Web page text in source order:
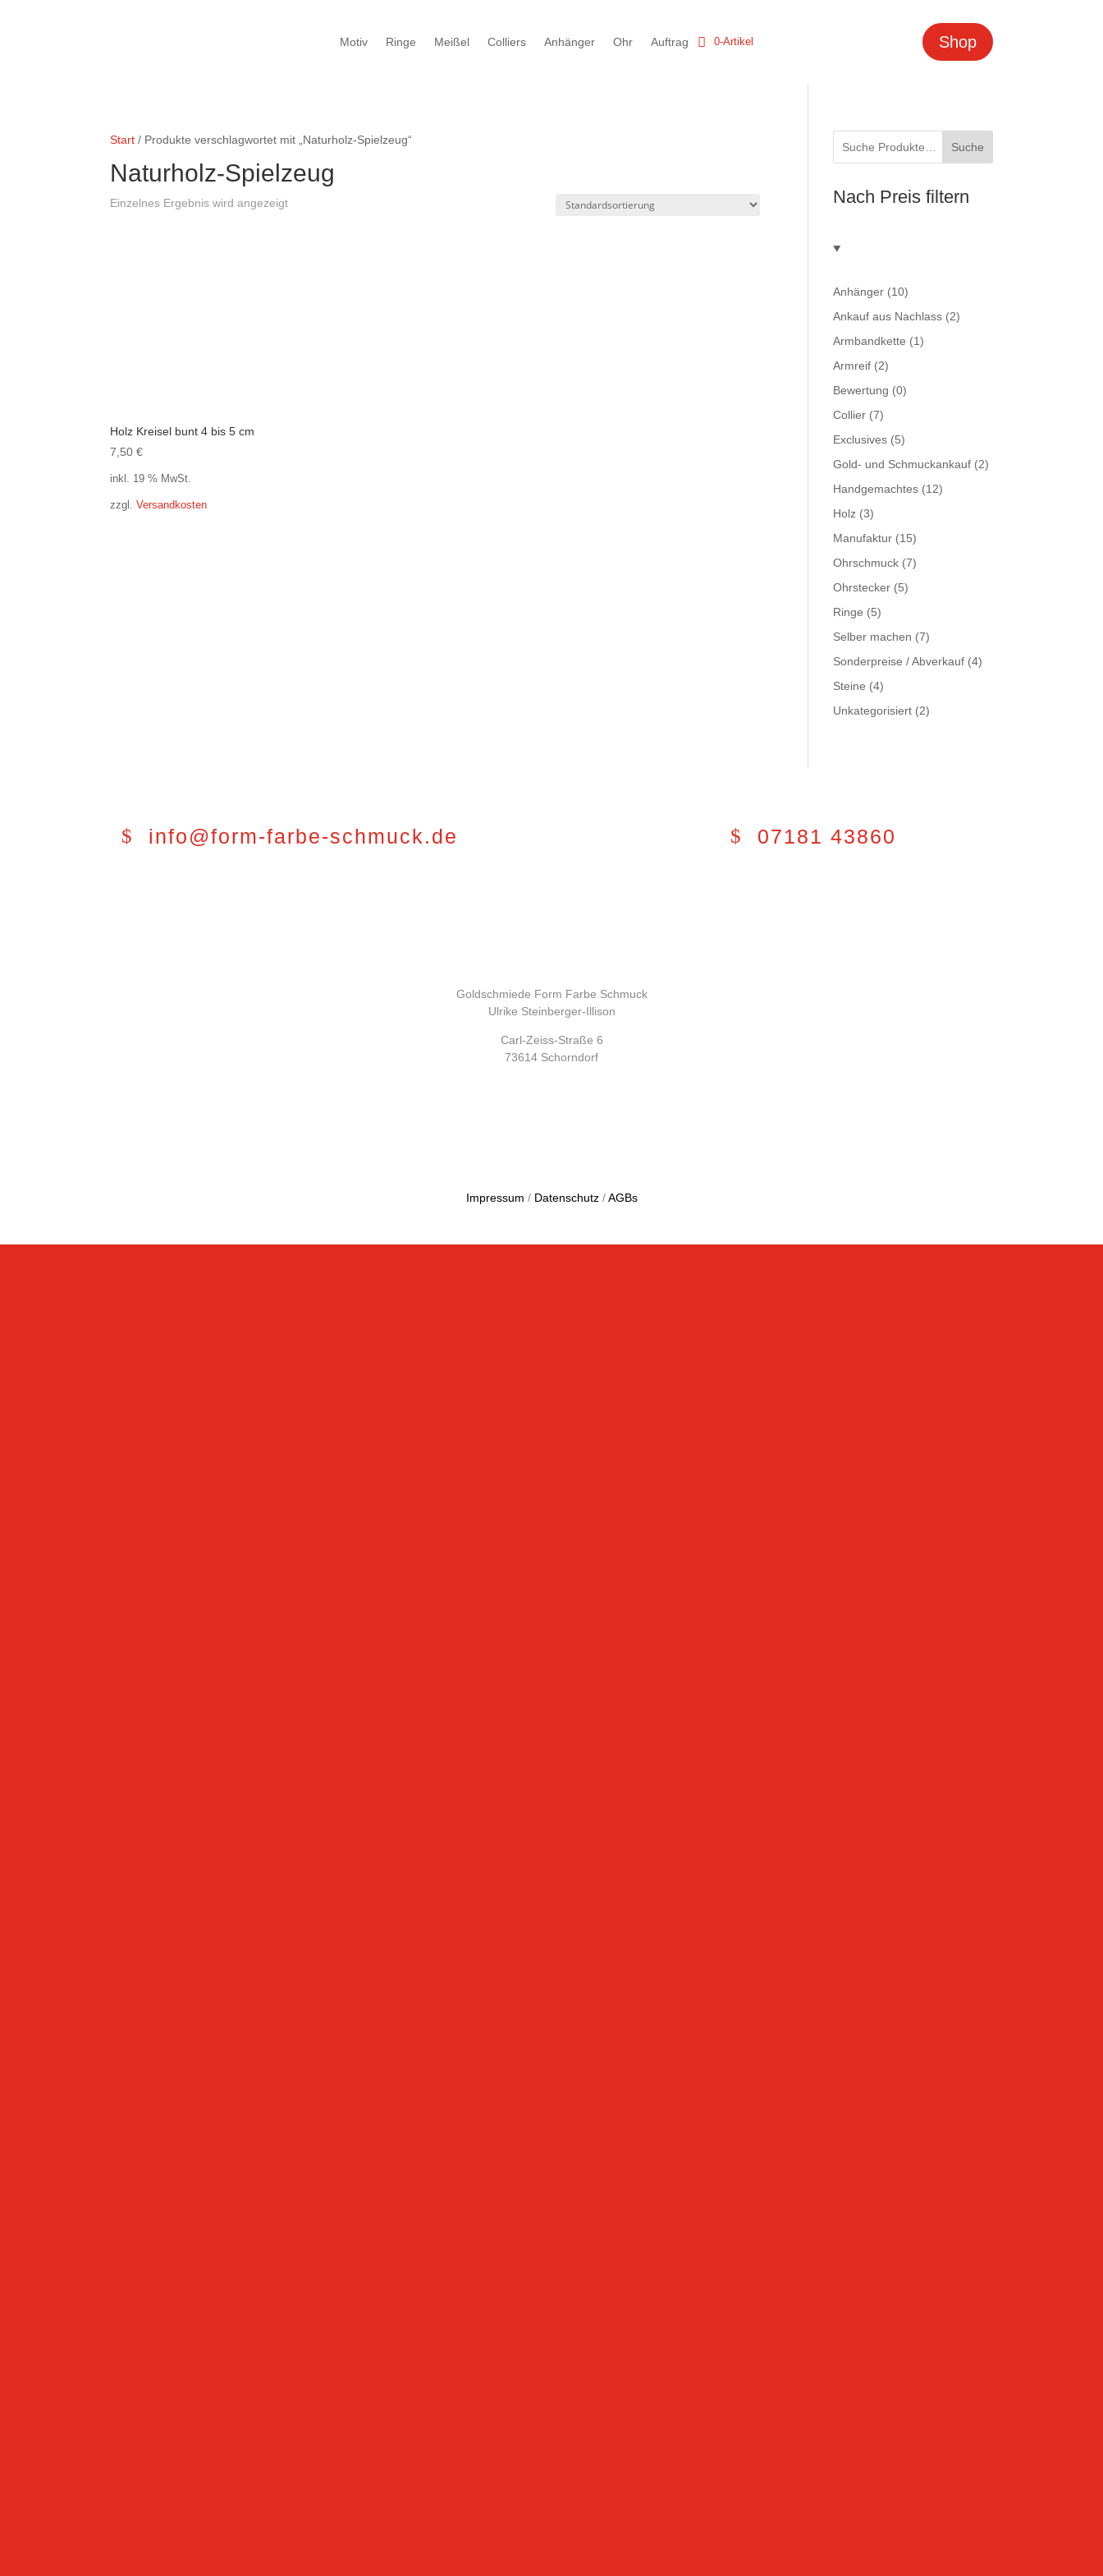
Motiv Ringe Meißel Colliers Anhänger Ohr Auftrag 0-Artikel Shop
Start / Produkte verschlagwortet mit „Naturholz-Spielzeug“
Naturholz-Spielzeug
Einzelnes Ergebnis wird angezeigt
Holz Kreisel bunt 4 bis 5 cm
7,50€
inkl. 19 % MwSt.
zzgl.Versandkosten
Suche
Nach Preis filtern
Anhänger (10)
Ankauf aus Nachlass (2)
Armbandkette (1)
Armreif (2)
Bewertung (0)
Collier (7)
Exclusives (5)
Gold- und Schmuckankauf (2)
Handgemachtes (12)
Holz (3)
Manufaktur (15)
Ohrschmuck (7)
Ohrstecker (5)
Ringe (5)
Selber machen (7)
Sonderpreise / Abverkauf (4)
Steine (4)
Unkategorisiert (2)
info@form-farbe-schmuck.de 07181 43860
Goldschmiede Form Farbe Schmuck
Ulrike Steinberger-Illison
Carl-Zeiss-Straße 6
73614 Schorndorf
Impressum / Datenschutz /AGBs